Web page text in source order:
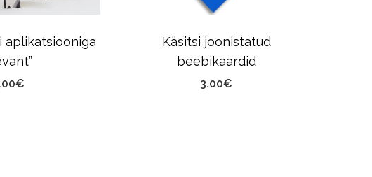
aplikatsiooniga
€
Käsitsi joonistatud
beebikaardid
3.00€